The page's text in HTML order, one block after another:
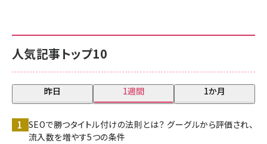
人気記事トップ10
昨日 1週間 1か月
SEOで勝つタイトル付けの法則とは？ グーグルから評価され、
流入数を増やす5つの条件